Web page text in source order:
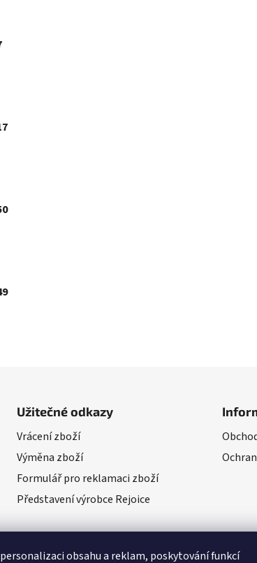
obsahu a reklam, poskytování funkcí
Užitečné odkazy
Vrácení zboží
Výměna zboží
Formulář pro reklamaci zboží
Představení výrobce Rejoice